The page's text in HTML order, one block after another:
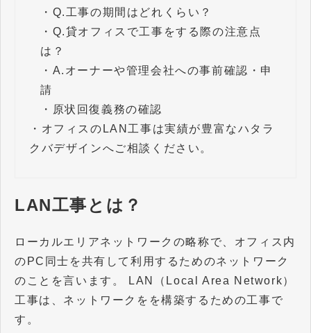
・ Q.工事の期間はどれくらい？
・ Q.貸オフィスで工事をする際の注意点
は？
・ A.オーナーや管理会社への事前確認・申
請
・ 原状回復義務の確認
・ オフィスのLAN工事は実績が豊富なハタラ
クバデザインへご相談ください。
LAN工事とは？
ローカルエリアネットワークの略称で、オフィス内
のPC同士を共有して利用するためのネットワーク
のことを言います。 LAN（Local Area Network）
工事は、ネットワークをを構築するための工事で
す。